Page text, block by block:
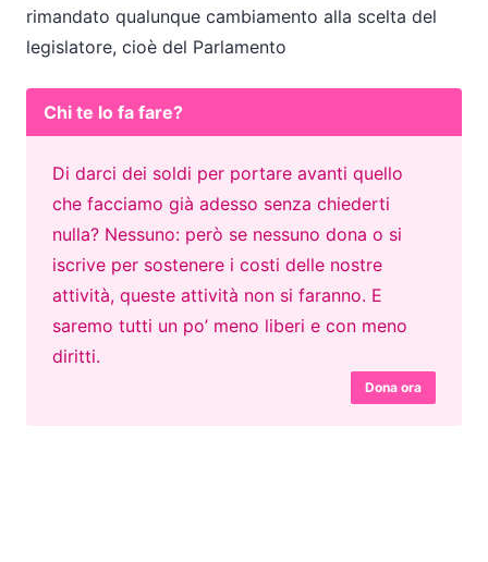
rimandato qualunque cambiamento alla scelta del
legislatore, cioè del Parlamento
Chi te lo fa fare?
Di darci dei soldi per portare avanti quello
che facciamo già adesso senza chiederti
nulla? Nessuno: però se nessuno dona o si
iscrive per sostenere i costi delle nostre
attività, queste attività non si faranno. E
saremo tutti un po’ meno liberi e con meno
diritti.
Dona ora